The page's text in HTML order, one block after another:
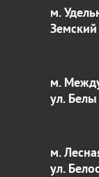
м.
м.
ул.
м.
ул.